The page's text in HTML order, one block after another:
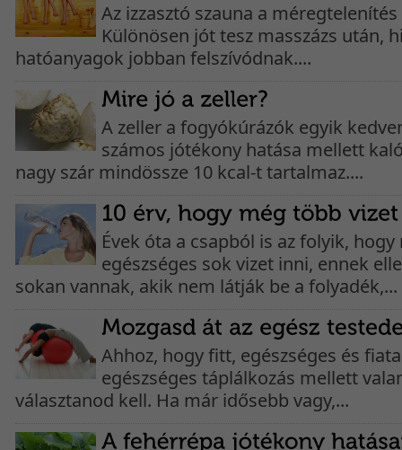
Az izzasztó szauna a
Különösen jót tesz masszázs után,
hatóanyagok jobban felszívódnak....
A zeller a fogyókúrázók egyik
számos jótékony hatása mellett
nagy szár mindössze 10 kcal-t tartalmaz....
Évek óta a csapból is az folyik,
egészséges sok vizet inni, ennek
sokan vannak, akik nem látják be a folyadék,...
Ahhoz, hogy fitt, egészséges és
egészséges táplálkozás mellett
választanod kell. Ha már idősebb vagy,...